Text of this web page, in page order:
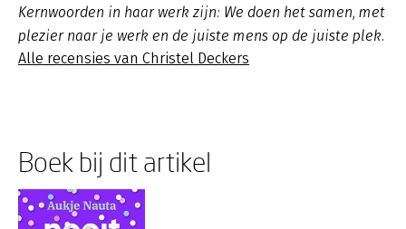
Kernwoorden in haar werk zijn: We doen het samen, met
plezier naar je werk en de juiste mens op de juiste plek.
Alle recensies van Christel Deckers
Boek bij dit artikel